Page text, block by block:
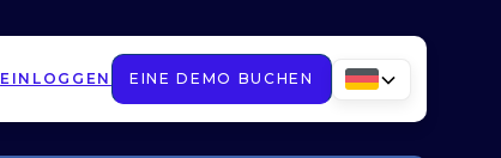
EINLOGGEN EINE DEMO BUCHEN